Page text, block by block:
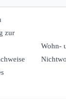
zur
Wohn-